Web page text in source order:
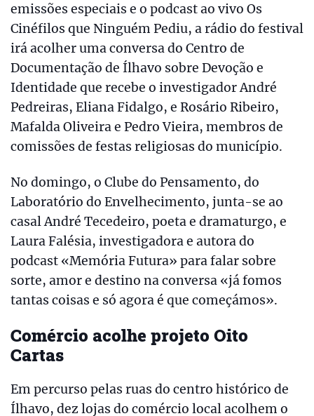
emissões especiais e o podcast ao vivo Os
Cinéfilos que Ninguém Pediu, a rádio do festival
irá acolher uma conversa do Centro de
Documentação de Ílhavo sobre Devoção e
Identidade que recebe o investigador André
Pedreiras, Eliana Fidalgo, e Rosário Ribeiro,
Mafalda Oliveira e Pedro Vieira, membros de
comissões de festas religiosas do município.
No domingo, o Clube do Pensamento, do
Laboratório do Envelhecimento, junta-se ao
casal André Tecedeiro, poeta e dramaturgo, e
Laura Falésia, investigadora e autora do
podcast «Memória Futura» para falar sobre
sorte, amor e destino na conversa «já fomos
tantas coisas e só agora é que começámos».
Comércio acolhe projeto Oito
Cartas
Em percurso pelas ruas do centro histórico de
Ílhavo, dez lojas do comércio local acolhem o